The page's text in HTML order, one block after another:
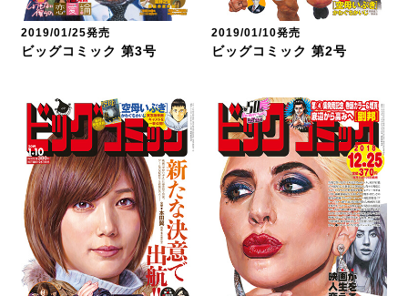
2019/01/25発売
ビッグコミック 第3号
2019/01/10発売
ビッグコミック 第2号